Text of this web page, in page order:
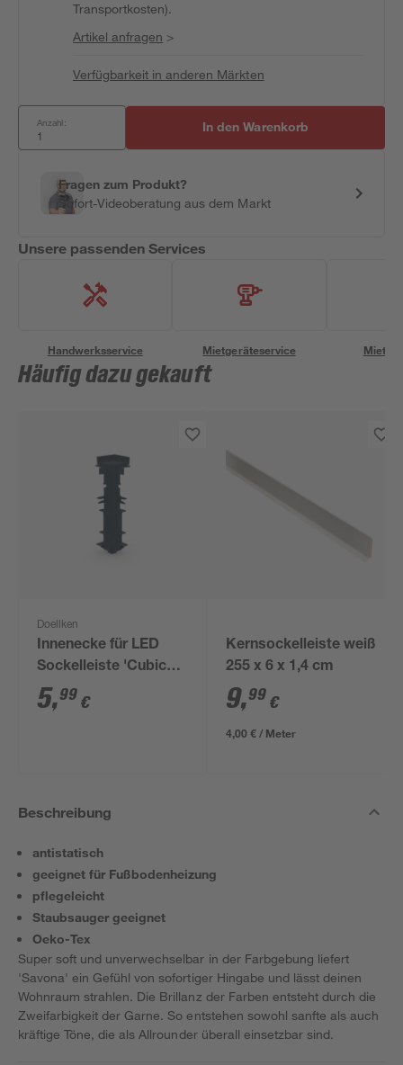
Transportkosten).
Artikel anfragen >
Verfügbarkeit in anderen Märkten
Anzahl: In den Warenkorb
Fragen zum Produkt?
Sofort-Videoberatung aus dem Markt
Unsere passenden Services
Handwerksservice Mietgeräteservice
Häufig dazu gekauft
Doellken
Innenecke für LED
Sockelleiste 'Cubica
LS 80' anthrazit
5,99 €
Kernsockelleiste weiß
255 x 6 x 1,4 cm
9,99 €
4,00 € / Meter
Beschreibung
antistatisch
geeignet für Fußbodenheizung
pflegeleicht
Staubsauger geeignet
Oeko-Tex
Super soft und unverwechselbar in der Farbgebung liefert
'Savona' ein Gefühl von sofortiger Hingabe und lässt deinen
Wohnraum strahlen. Die Brillanz der Farben entsteht durch die
Zweifarbigkeit der Garne. So entstehen sowohl sanfte als auch
kräftige Töne, die als Allrounder überall einsetzbar sind.